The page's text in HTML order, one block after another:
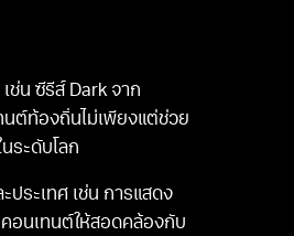
ช่น ซีรีส์ Dark จาก
นต์ท้องถิ่นไม่เพียงแต่ช่วย
ระดับโลก
ประเทศ เช่น การแสดง
อนเทนต์ให้สอดคล้องกับ